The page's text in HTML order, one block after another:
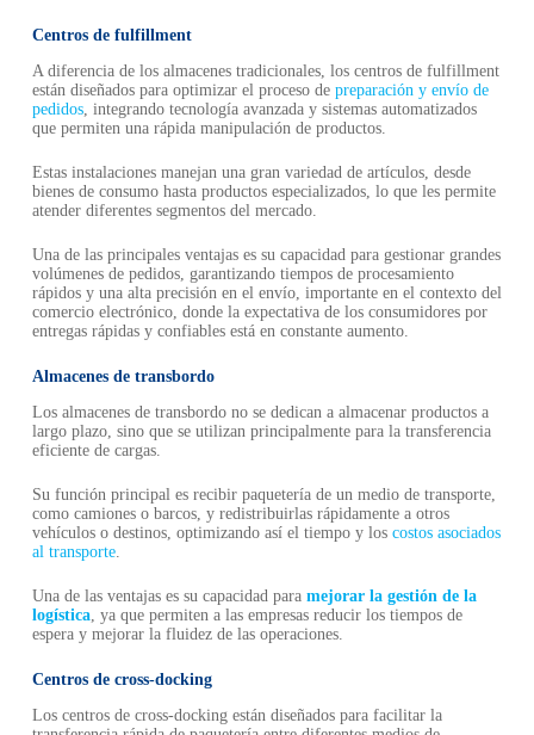
Centros de fulfillment
A diferencia de los almacenes tradicionales, los centros de fulfillment
están diseñados para optimizar el proceso de preparación y envío de
pedidos, integrando tecnología avanzada y sistemas automatizados
que permiten una rápida manipulación de productos.
Estas instalaciones manejan una gran variedad de artículos, desde
bienes de consumo hasta productos especializados, lo que les permite
atender diferentes segmentos del mercado.
Una de las principales ventajas es su capacidad para gestionar grandes
volúmenes de pedidos, garantizando tiempos de procesamiento
rápidos y una alta precisión en el envío, importante en el contexto del
comercio electrónico, donde la expectativa de los consumidores por
entregas rápidas y confiables está en constante aumento.
Almacenes de transbordo
Los almacenes de transbordo no se dedican a almacenar productos a
largo plazo, sino que se utilizan principalmente para la transferencia
eficiente de cargas.
Su función principal es recibir paquetería de un medio de transporte,
como camiones o barcos, y redistribuirlas rápidamente a otros
vehículos o destinos, optimizando así el tiempo y los costos asociados
al transporte.
Una de las ventajas es su capacidad para mejorar la gestión de la
logística, ya que permiten a las empresas reducir los tiempos de
espera y mejorar la fluidez de las operaciones.
Centros de cross-docking
Los centros de cross-docking están diseñados para facilitar la